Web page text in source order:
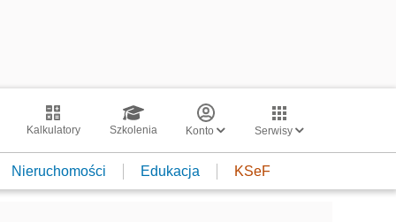
Kalkulatory Szkolenia Konto Serwisy
Nieruchomości Edukacja KSeF